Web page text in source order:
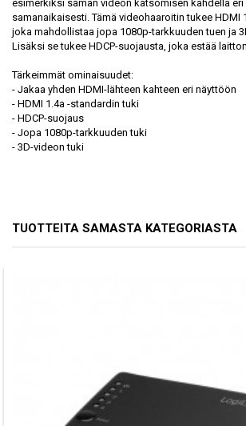
esimerkiksi saman videon katsomisen kahdella eri
samanaikaisesti. Tämä videohaaroitin tukee HDMI
joka mahdollistaa jopa 1080p-tarkkuuden tuen ja
Lisäksi se tukee HDCP-suojausta, joka estää
Tärkeimmät ominaisuudet:
- Jakaa yhden HDMI-lähteen kahteen eri näyttöön
- HDMI 1.4a -standardin tuki
- HDCP-suojaus
- Jopa 1080p-tarkkuuden tuki
- 3D-videon tuki
TUOTTEITA SAMASTA KATEGORIASTA